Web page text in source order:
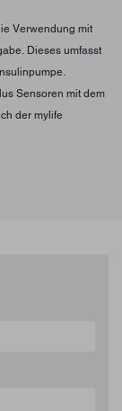
Verwendung mit
Dieses umfasst
Sensoren mit dem
der mylife